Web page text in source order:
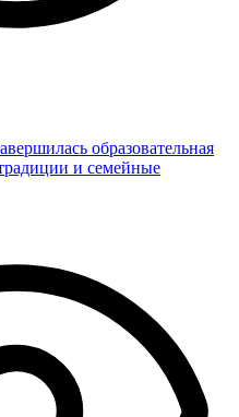
образовательная
и семейные